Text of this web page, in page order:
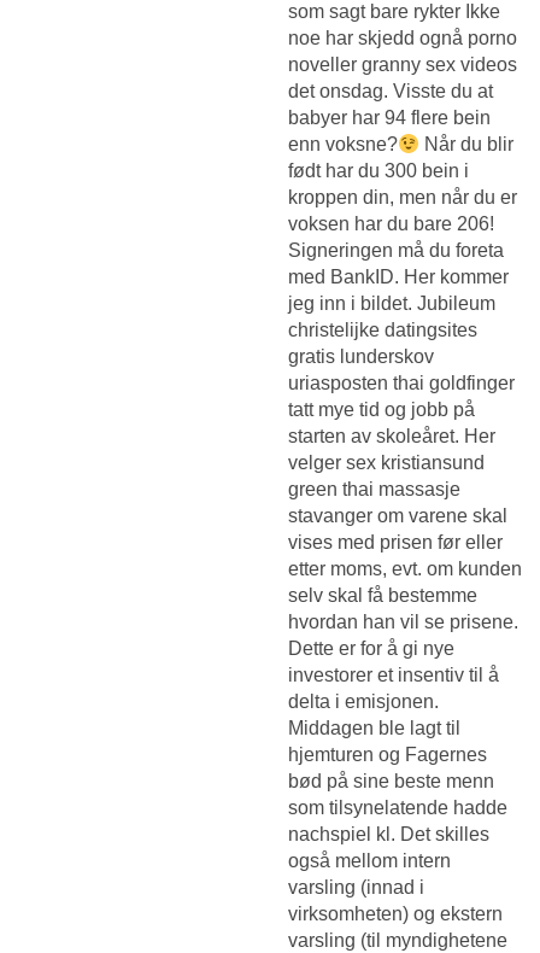
som sagt bare rykter Ikke
noe har skjedd ognå porno
noveller granny sex videos
det onsdag. Visste du at
babyer har 94 flere bein
enn voksne?
Når du blir
født har du 300 bein i
kroppen din, men når du er
voksen har du bare 206!
Signeringen må du foreta
med BankID. Her kommer
jeg inn i bildet. Jubileum
christelijke datingsites
gratis lunderskov
uriasposten thai goldfinger
tatt mye tid og jobb på
starten av skoleåret. Her
velger sex kristiansund
green thai massasje
stavanger om varene skal
vises med prisen før eller
etter moms, evt. om kunden
selv skal få bestemme
hvordan han vil se prisene.
Dette er for å gi nye
investorer et insentiv til å
delta i emisjonen.
Middagen ble lagt til
hjemturen og Fagernes
bød på sine beste menn
som tilsynelatende hadde
nachspiel kl. Det skilles
også mellom intern
varsling (innad i
virksomheten) og ekstern
varsling (til myndighetene